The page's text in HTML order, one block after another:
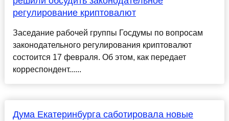
регулирование криптовалют
Заседание рабочей группы Госдумы по вопросам
законодательного регулирования криптовалют
состоится 17 февраля. Об этом, как передает
корреспондент......
Дума Екатеринбурга саботировала новые